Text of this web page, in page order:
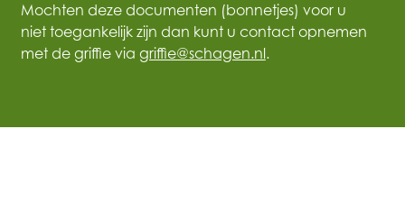
Mochten deze documenten (bonnetjes) voor u
niet toegankelijk zijn dan kunt u contact opnemen
met de griffie via griffie@schagen.nl.